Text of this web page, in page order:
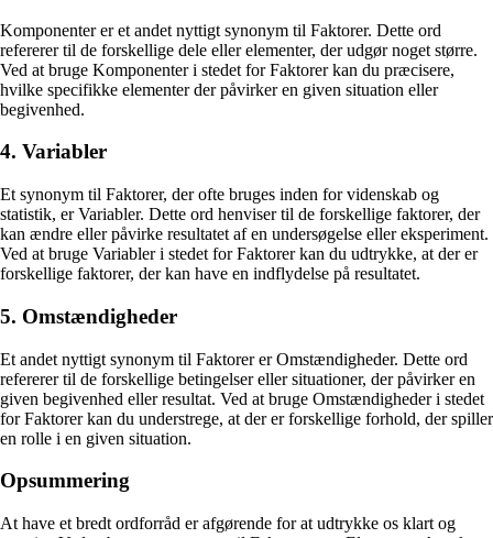
Komponenter er et andet nyttigt synonym til Faktorer. Dette ord
refererer til de forskellige dele eller elementer, der udgør noget større.
Ved at bruge Komponenter i stedet for Faktorer kan du præcisere,
hvilke specifikke elementer der påvirker en given situation eller
begivenhed.
4. Variabler
Et synonym til Faktorer, der ofte bruges inden for videnskab og
statistik, er Variabler. Dette ord henviser til de forskellige faktorer, der
kan ændre eller påvirke resultatet af en undersøgelse eller eksperiment.
Ved at bruge Variabler i stedet for Faktorer kan du udtrykke, at der er
forskellige faktorer, der kan have en indflydelse på resultatet.
5. Omstændigheder
Et andet nyttigt synonym til Faktorer er Omstændigheder. Dette ord
refererer til de forskellige betingelser eller situationer, der påvirker en
given begivenhed eller resultat. Ved at bruge Omstændigheder i stedet
for Faktorer kan du understrege, at der er forskellige forhold, der spiller
en rolle i en given situation.
Opsummering
At have et bredt ordforråd er afgørende for at udtrykke os klart og